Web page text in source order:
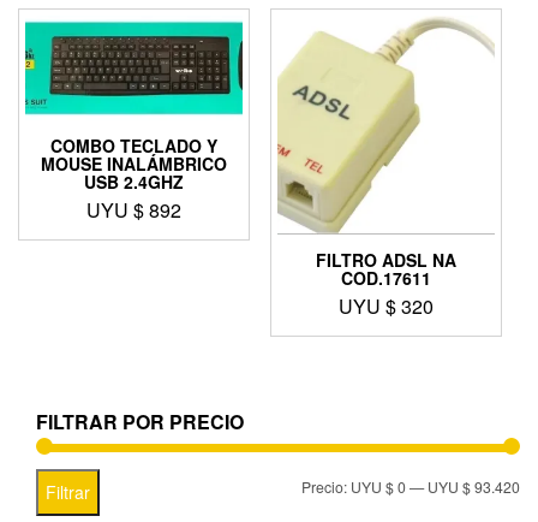
COMBO TECLADO Y
MOUSE INALÁMBRICO
USB 2.4GHZ
UYU $892
FILTRO ADSL NA
COD.17611
UYU $320
FILTRAR POR PRECIO
Filtrar Precio: UYU $ 0—UYU $ 93.420